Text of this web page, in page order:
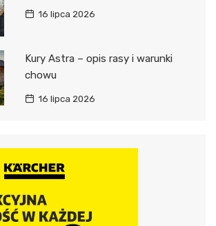
16 lipca 2026
Kury Astra – opis rasy i warunki
chowu
16 lipca 2026